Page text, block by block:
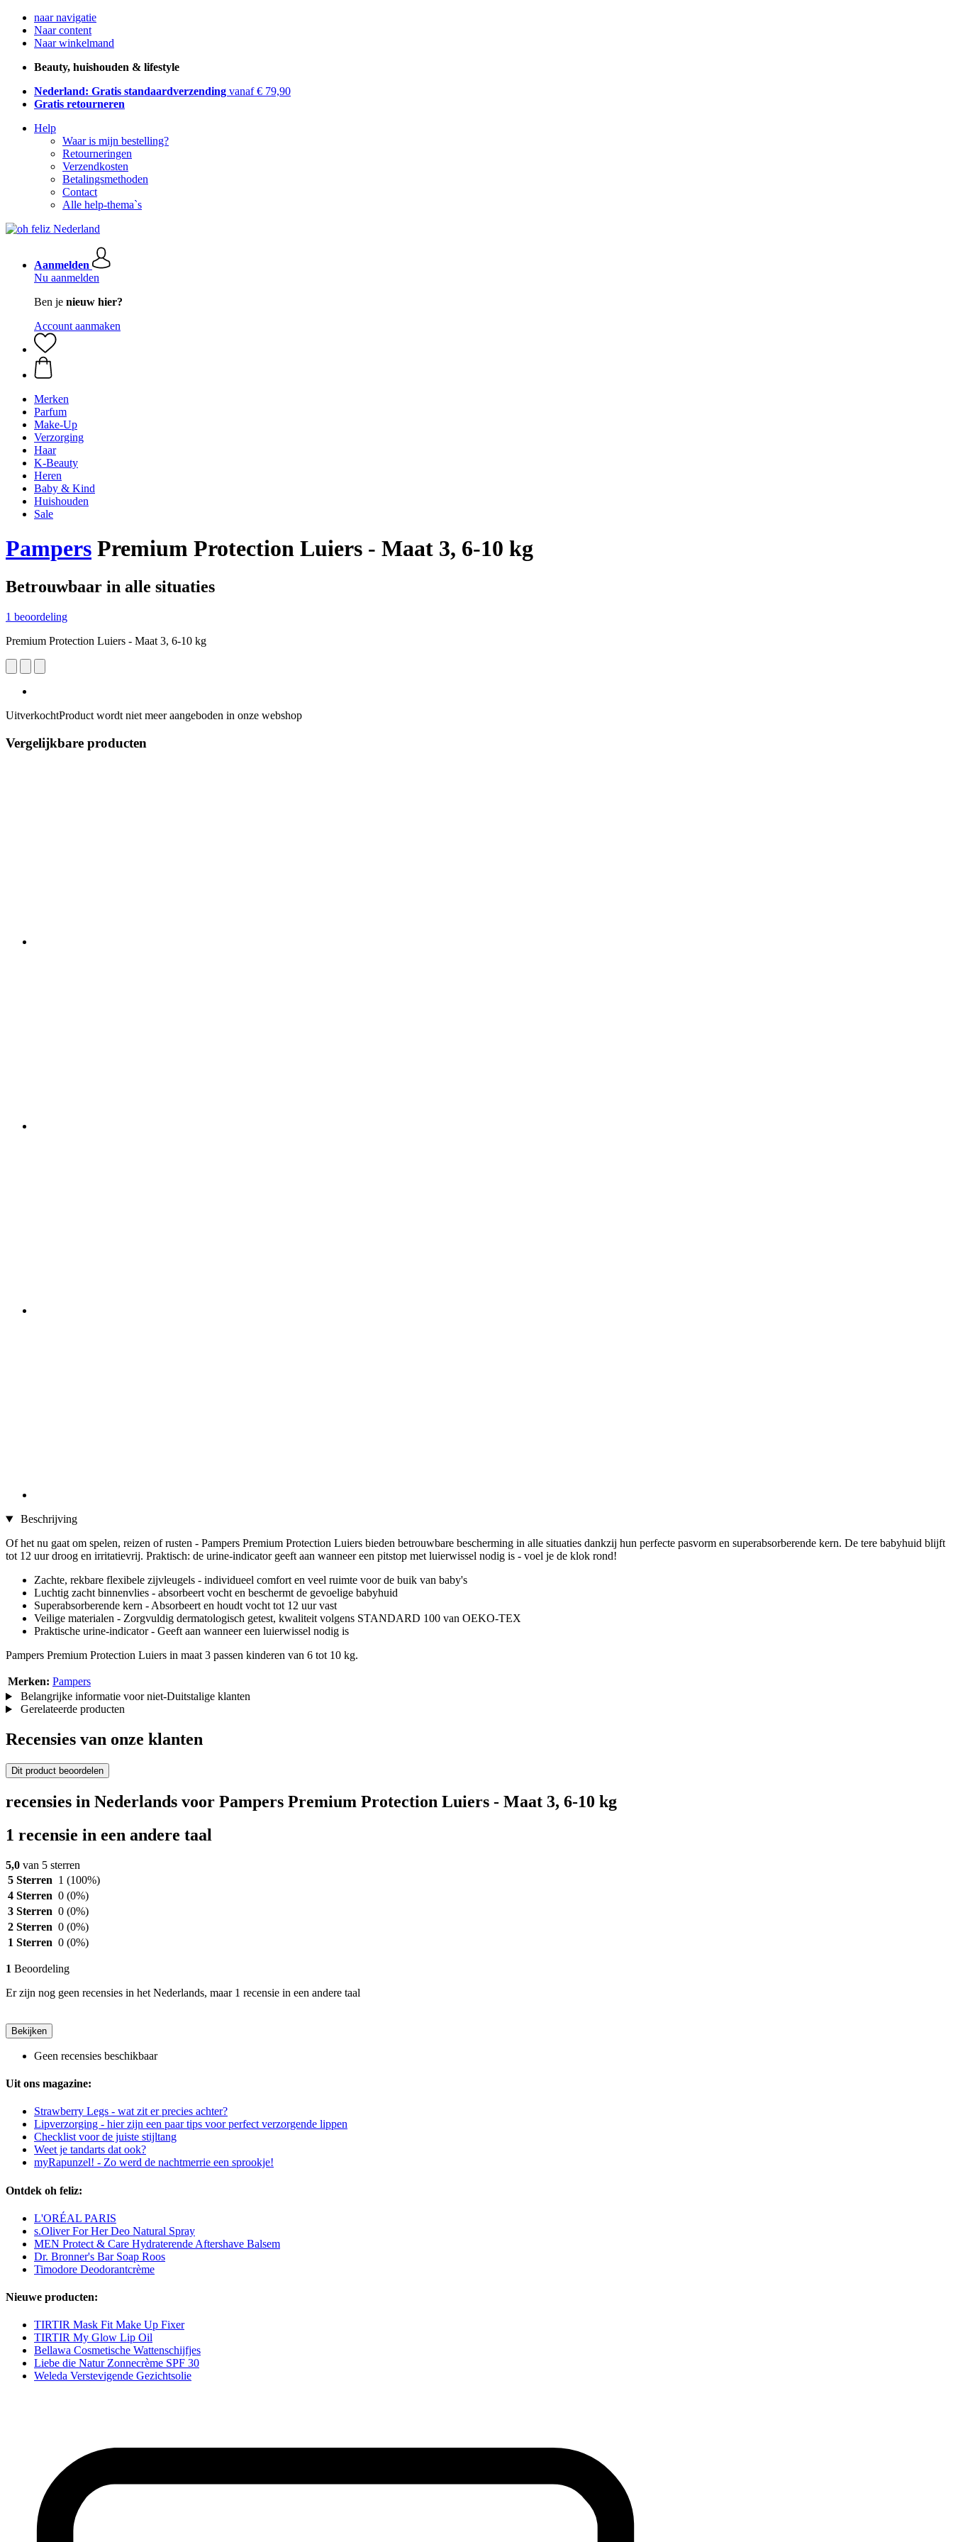
naar navigatie
Naar content
Naar winkelmand
Beauty, huishouden & lifestyle
Nederland: Gratis standaardverzending vanaf € 79,90
Gratis retourneren
Help
Waar is mijn bestelling?
Retourneringen
Verzendkosten
Betalingsmethoden
Contact
Alle help-thema`s
Aanmelden
Nu aanmelden
Ben je nieuw hier?
Account aanmaken
Merken
Parfum
Make-Up
Verzorging
Haar
K-Beauty
Heren
Baby & Kind
Huishouden
Sale
Pampers Premium Protection Luiers - Maat 3, 6-10 kg
Betrouwbaar in alle situaties
1 beoordeling
Premium Protection Luiers - Maat 3, 6-10 kg
UitverkochtProduct wordt niet meer aangeboden in onze webshop
Vergelijkbare producten
Beschrijving
Of het nu gaat om spelen, reizen of rusten - Pampers Premium Protection Luiers bieden betrouwbare bescherming in alle situaties dankzij hun perfecte pasvorm en superabsorberende kern. De tere babyhuid blijft
tot 12 uur droog en irritatievrij. Praktisch: de urine-indicator geeft aan wanneer een pitstop met luierwissel nodig is - voel je de klok rond!
Zachte, rekbare flexibele zijvleugels - individueel comfort en veel ruimte voor de buik van baby's
Luchtig zacht binnenvlies - absorbeert vocht en beschermt de gevoelige babyhuid
Superabsorberende kern - Absorbeert en houdt vocht tot 12 uur vast
Veilige materialen - Zorgvuldig dermatologisch getest, kwaliteit volgens STANDARD 100 van OEKO-TEX
Praktische urine-indicator - Geeft aan wanneer een luierwissel nodig is
Pampers Premium Protection Luiers in maat 3 passen kinderen van 6 tot 10 kg.
Merken: Pampers
Belangrijke informatie voor niet-Duitstalige klanten
Gerelateerde producten
Recensies van onze klanten
Dit product beoordelen
recensies in Nederlands voor Pampers Premium Protection Luiers - Maat 3, 6-10 kg
1 recensie in een andere taal
5,0 van 5 sterren
5 Sterren 1 (100%)
4 Sterren 0 (0%)
3 Sterren 0 (0%)
2 Sterren 0 (0%)
1 Sterren 0 (0%)
1 Beoordeling
Er zijn nog geen recensies in het Nederlands, maar 1 recensie in een andere taal
Bekijken
Geen recensies beschikbaar
Uit ons magazine:
Strawberry Legs - wat zit er precies achter?
Lipverzorging - hier zijn een paar tips voor perfect verzorgende lippen
Checklist voor de juiste stijltang
Weet je tandarts dat ook?
myRapunzel! - Zo werd de nachtmerrie een sprookje!
Ontdek oh feliz:
L'ORÉAL PARIS
s.Oliver For Her Deo Natural Spray
MEN Protect & Care Hydraterende Aftershave Balsem
Dr. Bronner's Bar Soap Roos
Timodore Deodorantcrème
Nieuwe producten:
TIRTIR Mask Fit Make Up Fixer
TIRTIR My Glow Lip Oil
Bellawa Cosmetische Wattenschijfjes
Liebe die Natur Zonnecrème SPF 30
Weleda Verstevigende Gezichtsolie